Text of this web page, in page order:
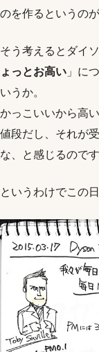
のを作るというの
そう考えるとダイ
ょっとお高い 」に
いうか。
かっこいいから高
値段だし、それが
な、と感じるのです
というわけでこの